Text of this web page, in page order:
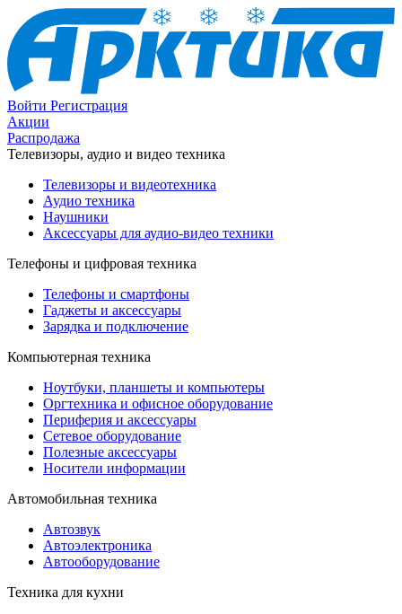
Войти Регистрация
Акции
Распродажа
Телевизоры, аудио и видео техника
Телевизоры и видеотехника
Аудио техника
Наушники
Аксессуары для аудио-видео техники
Телефоны и цифровая техника
Телефоны и смартфоны
Гаджеты и аксессуары
Зарядка и подключение
Компьютерная техника
Ноутбуки, планшеты и компьютеры
Оргтехника и офисное оборудование
Периферия и аксессуары
Cетевое оборудование
Полезные аксессуары
Носители информации
Автомобильная техника
Автозвук
Автоэлектроника
Автооборудование
Техника для кухни